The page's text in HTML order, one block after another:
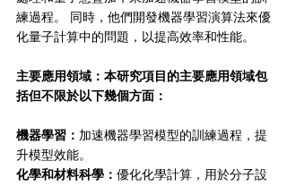
練過程。 同時，他們開發機器學習演算法來優
化量子計算中的問題，以提高效率和性能。
主要應用領域：本研究項目的主要應用領域包
括但不限於以下幾個方面：
機器學習： 加速機器學習模型的訓練過程，提
升模型效能。
化學和材料科學： 優化化學計算，用於分子設